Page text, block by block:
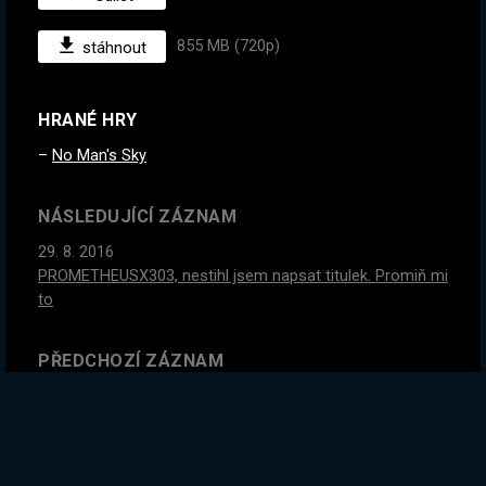
stáhnout 855 MB (720p)
HRANÉ HRY
No Man's Sky
NÁSLEDUJÍCÍ ZÁZNAM
29. 8. 2016
PROMETHEUSX303, nestihl jsem napsat titulek. Promiň mi
to
PŘEDCHOZÍ ZÁZNAM